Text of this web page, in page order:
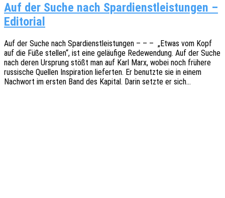
Auf der Suche nach Spardienstleistungen –
Editorial
Auf der Suche nach Spar­dienst­leis­tun­gen – – – „Etwas vom Kopf
auf die Füße stel­len“, ist eine geläu­fi­ge Rede­wen­dung. Auf der Suche
nach deren Ursprung stößt man auf Karl Marx, wobei noch frühe­re
russi­sche Quel­len Inspi­ra­ti­on liefer­ten. Er benutz­te sie in einem
Nach­wort im ersten Band des Kapi­tal. Darin setzte er sich…